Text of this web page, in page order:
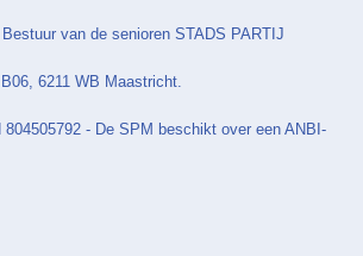
van de senioren STADS PARTIJ
6211 WB Maastricht.
804505792 - De SPM beschikt over een ANBI-